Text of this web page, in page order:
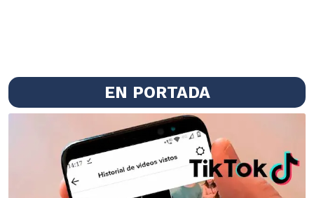
EN PORTADA